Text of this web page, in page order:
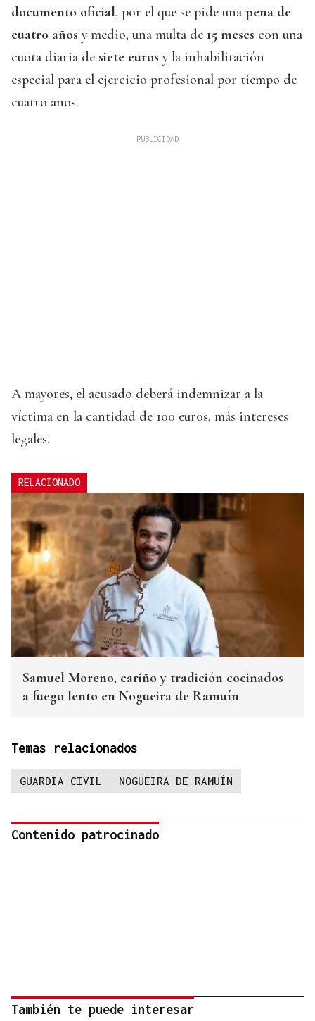
documento oficial, por el que se pide una pena de
cuatro años y medio, una multa de 15 meses con una
cuota diaria de siete euros y la inhabilitación
especial para el ejercicio profesional por tiempo de
cuatro años.
A mayores, el acusado deberá indemnizar a la
víctima en la cantidad de 100 euros, más intereses
legales.
RELACIONADO
Samuel Moreno, cariño y tradición cocinados
a fuego lento en Nogueira de Ramuín
Temas relacionados
GUARDIA CIVIL NOGUEIRA DE RAMUÍN
Contenido patrocinado
También te puede interesar